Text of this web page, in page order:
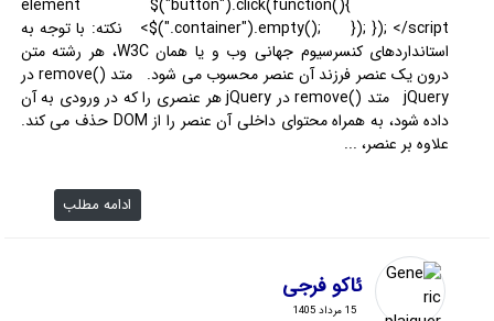
element $("button").click(function(){
$(".container").empty(); }); }); </script> نکته: با توجه به
استانداردهای کنسرسیوم جهانی وب و یا همان W3C، هر رشته متن
درون یک عنصر فرزند آن عنصر محسوب می شود. متد ()remove در
jQuery متد ()remove در jQuery هر عنصری را که در ورودی به آن
داده شود، به همراه محتوای داخلی آن عنصر را از DOM حذف می کند.
علاوه بر عنصر، ...
ادامه مطلب
ئاکو فرجی
15 مرداد 1405